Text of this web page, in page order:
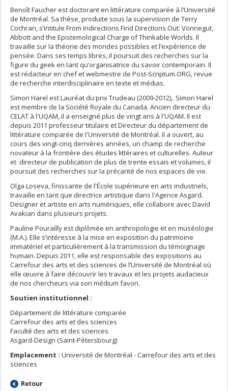
Benoît Faucher est doctorant en littérature comparée à l’Université
de Montréal. Sa thèse, produite sous la supervision de Terry
Cochran, s’intitule From Indirections Find Directions Out: Vonnegut,
Abbott and the Epistemological Charge of Thinkable Worlds. Il
travaille sur la théorie des mondes possibles et l’expérience de
pensée. Dans ses temps libres, il poursuit des recherches sur la
figure du geek en tant qu’organisatrice du savoir contemporain. Il
est rédacteur en chef et webmestre de Post-Scriptum.ORG, revue
de recherche interdisciplinaire en texte et médias.
Simon Harel est Lauréat du prix Trudeau (2009-2012),. Simon Harel
est membre de la Société Royale du Canada. Ancien directeur du
CELAT à l'UQAM, il a enseigné plus de vingt ans à l'UQAM. Il est
depuis 2011 professeur titulaire et Directeur du département de
littérature comparée de l'Université de Montréal. Il a ouvert, au
cours des vingt-cinq dernières années, un champ de recherche
novateur à la frontière des études littéraires et culturelles. Auteur
et directeur de publication de plus de trente essais et volumes, il
poursuit des recherches sur la précarité de nos espaces de vie.
Olga Loseva, finissante de l'École supérieure en arts industriels,
travaille en tant que directrice artistique dans l'Agence Asgard.
Designer et artiste en arts numériques, elle collabore avec David
Avakian dans plusieurs projets.
Pauline Pourailly est diplômée en anthropologie et en muséologie
(M.A.). Elle s’intéresse à la mise en exposition du patrimoine
immatériel et particulièrement à la transmission du témoignage
humain. Depuis 2011, elle est responsable des expositions au
Carrefour des arts et des sciences de l’Université de Montréal où
elle œuvre à faire découvrir les travaux et les projets audacieux
de nos chercheurs via son médium favori.
Soutien institutionnel :
Département de littérature comparée
Carrefour des arts et des sciences
Faculté des arts et des sciences
Asgard-Design (Saint-Pétersbourg)
Emplacement : Université de Montréal - Carrefour des arts et des
sciences
Retour